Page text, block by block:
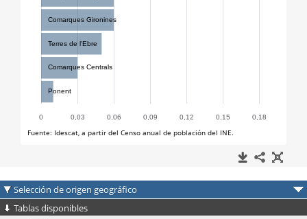
Selección de origen geográfico
Tablas disponibles